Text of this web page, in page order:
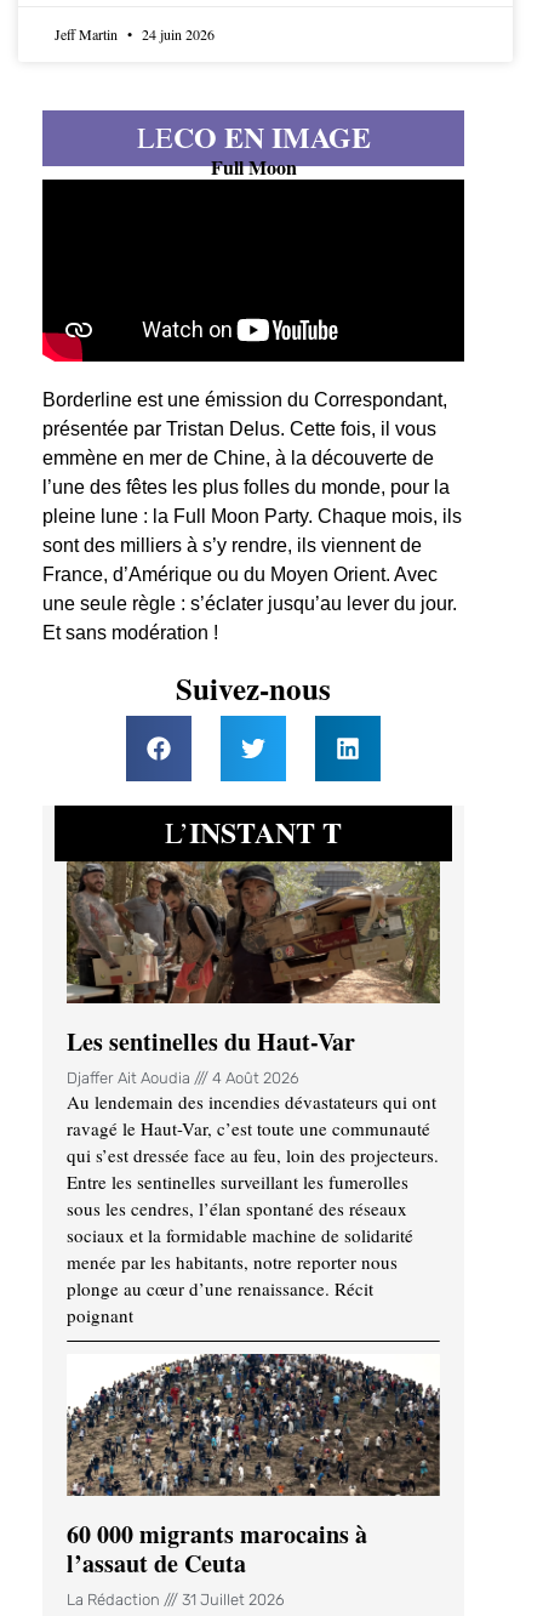
Jeff Martin 24 juin 2026
LECO EN IMAGE
Full Moon
Borderline est une émission du Correspondant,
présentée par Tristan Delus. Cette fois, il vous
emmène en mer de Chine, à la découverte de
l’une des fêtes les plus folles du monde, pour la
pleine lune : la Full Moon Party. Chaque mois, ils
sont des milliers à s’y rendre, ils viennent de
France, d’Amérique ou du Moyen Orient. Avec
une seule règle : s’éclater jusqu’au lever du jour.
Et sans modération !
Suivez-nous
L’INSTANT T
Les sentinelles du Haut-Var
Djaffer Ait Aoudia 4 Août 2026
Au lendemain des incendies dévastateurs qui ont
ravagé le Haut-Var, c’est toute une communauté
qui s’est dressée face au feu, loin des projecteurs.
Entre les sentinelles surveillant les fumerolles
sous les cendres, l’élan spontané des réseaux
sociaux et la formidable machine de solidarité
menée par les habitants, notre reporter nous
plonge au cœur d’une renaissance. Récit
poignant
60 000 migrants marocains à
l’assaut de Ceuta
La Rédaction 31 Juillet 2026